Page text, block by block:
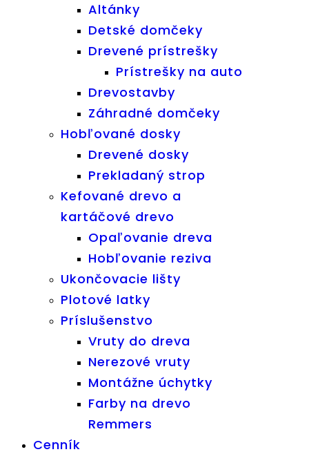
Altánky
Detské domčeky
Drevené prístrešky
Prístrešky na auto
Drevostavby
Záhradné domčeky
Hobľované dosky
Drevené dosky
Prekladaný strop
Kefované drevo a
kartáčové drevo
Opaľovanie dreva
Hobľovanie reziva
Ukončovacie lišty
Plotové latky
Príslušenstvo
Vruty do dreva
Nerezové vruty
Montážne úchytky
Farby na drevo
Remmers
Cenník